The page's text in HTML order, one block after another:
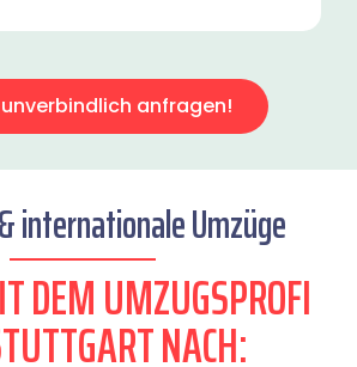
anfragen!
internationale Umzüge
DEM UMZUGSPROFI
NACH: